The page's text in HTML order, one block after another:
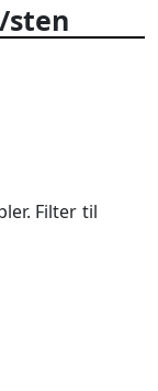
sten
Filter til